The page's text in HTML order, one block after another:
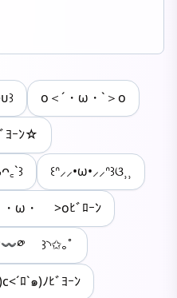
o＜´・ω・`＞o
ｰﾝ☆
꒰ᐢ⸝⸝•ω•⸝⸝ᐢ꒱ଓ⸒⸒
ω・ >oﾋﾞﾛｰﾝ
༳ ꒱◝✩｡ﾟ
ﾛ`๑)ﾉﾋﾞﾖｰﾝ